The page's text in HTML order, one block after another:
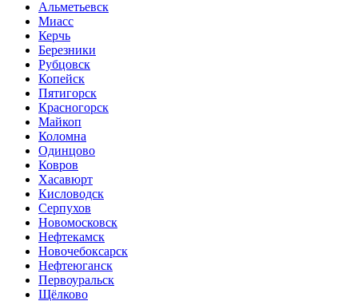
Альметьевск
Миасс
Керчь
Березники
Рубцовск
Копейск
Пятигорск
Красногорск
Майкоп
Коломна
Одинцово
Ковров
Хасавюрт
Кисловодск
Серпухов
Новомосковск
Нефтекамск
Новочебоксарск
Нефтеюганск
Первоуральск
Щёлково